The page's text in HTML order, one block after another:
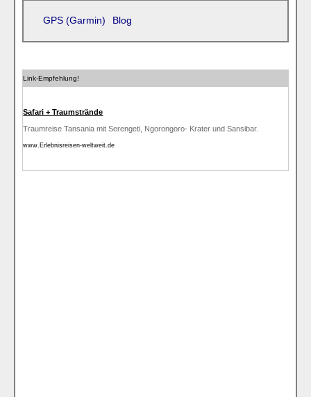
GPS (Garmin) Blog
Link-Empfehlung!
Safari + Traumstrände
Traumreise Tansania mit Serengeti, Ngorongoro- Krater und Sansibar.
www.Erlebnisreisen-weltweit.de